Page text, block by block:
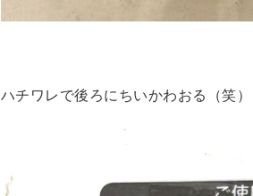
ハチワレで後ろにちいかわおる（笑）